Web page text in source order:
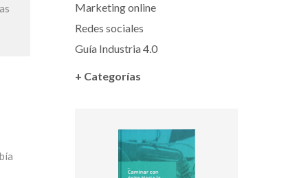
Marketing online
Redes sociales
Guía Industria 4.0
+ Categorías